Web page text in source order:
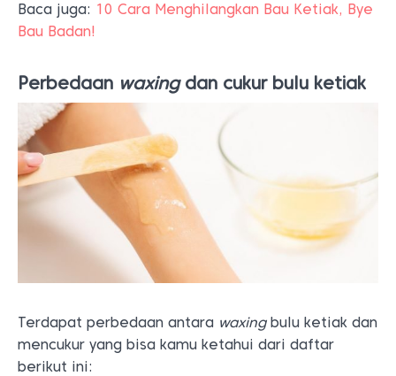
Baca juga: 10 Cara Menghilangkan Bau Ketiak, Bye
Bau Badan!
Perbedaan waxingdan cukur bulu ketiak
Terdapat perbedaan antara waxingbulu ketiak dan
mencukur yang bisa kamu ketahui dari daftar
berikut ini: